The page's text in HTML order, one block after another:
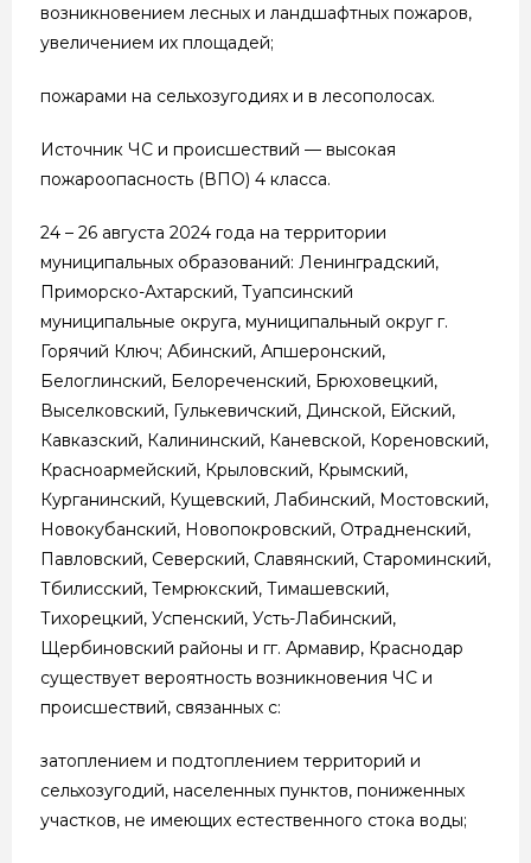
возникновением лесных и ландшафтных пожаров,
увеличением их площадей;
пожарами на сельхозугодиях и в лесополосах.
Источник ЧС и происшествий — высокая
пожароопасность (ВПО) 4 класса.
24 – 26 августа 2024 года на территории
муниципальных образований: Ленинградский,
Приморско-Ахтарский, Туапсинский
муниципальные округа, муниципальный округ г.
Горячий Ключ; Абинский, Апшеронский,
Белоглинский, Белореченский, Брюховецкий,
Выселковский, Гулькевичский, Динской, Ейский,
Кавказский, Калининский, Каневской, Кореновский,
Красноармейский, Крыловский, Крымский,
Курганинский, Кущевский, Лабинский, Мостовский,
Новокубанский, Новопокровский, Отрадненский,
Павловский, Северский, Славянский, Староминский,
Тбилисский, Темрюкский, Тимашевский,
Тихорецкий, Успенский, Усть-Лабинский,
Щербиновский районы и гг. Армавир, Краснодар
существует вероятность возникновения ЧС и
происшествий, связанных с:
затоплением и подтоплением территорий и
сельхозугодий, населенных пунктов, пониженных
участков, не имеющих естественного стока воды;